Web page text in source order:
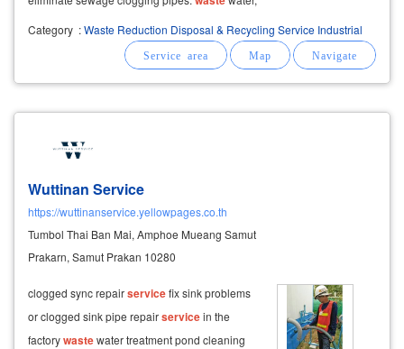
waste
water flows smoothly, no clogging, easy
to call and come quickly. really know that it's a
job. at a fair
Category :Waste Reduction Disposal & Recycling Service Industrial
Wuttinan Service
https://wuttinanservice.yellowpages.co.th
Tumbol Thai Ban Mai, Amphoe Mueang Samut
Prakarn, Samut Prakan 10280
clogged sync repairservicefix sink problems
or clogged sink pipe repairservicein the
factorywastewater treatment pond cleaning